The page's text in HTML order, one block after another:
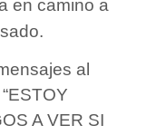
en camino a
al
A VER SI